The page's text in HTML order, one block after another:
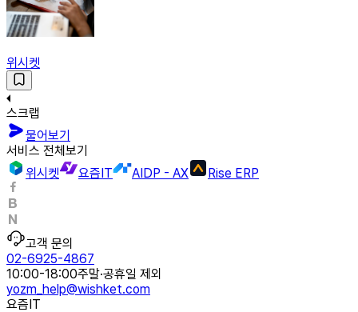
위시켓
스크랩
물어보기
서비스 전체보기
위시켓
요즘IT AIDP - AX Rise ERP
고객 문의
02-6925-4867
10:00-18:00주말·공휴일 제외
yozm_help@wishket.com
요즘IT